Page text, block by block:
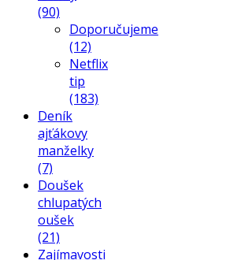
(90)
Doporučujeme
(12)
Netflix
tip
(183)
Deník
ajťákovy
manželky
(7)
Doušek
chlupatých
oušek
(21)
Zajímavosti